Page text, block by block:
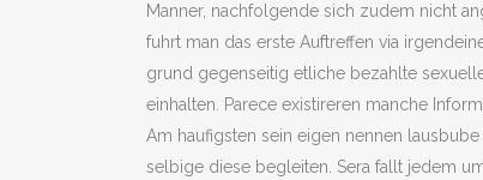
Manner, nachfolgende sich zudem nicht
fuhrt man das erste Auftreffen via
grund gegenseitig etliche bezahlte
einhalten.
Parece existireren manche
Am haufigsten sein eigen nennen
selbige diese begleiten. Sera fallt jedem